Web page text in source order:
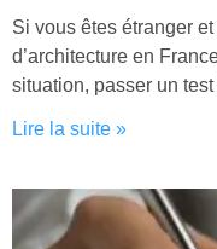
Si vous êtes étranger
d’architecture en
situation, passer un
Lire la suite »